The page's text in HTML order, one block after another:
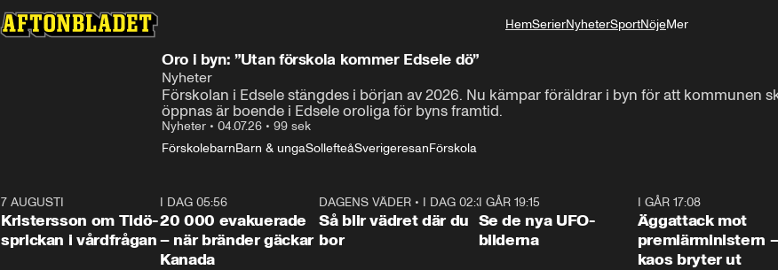
HemSerierNyheterSportNöjeMer
Oro i byn: ”Utan förskola kommer Edsele dö”
Nyheter
Förskolan i Edsele stängdes i början av 2026. Nu kämpar föräldrar i byn för att kommunen
öppnas är boende i Edsele oroliga för byns framtid.
Nyheter • 04.07.26 • 99 sek
FörskolebarnBarn & ungaSollefteåSverigeresanFörskola
7 AUGUSTI
Kristersson om Tidö-
sprickan i vårdfrågan
I DAG 05:56
20 000 evakuerade
– när bränder gäckar
Kanada
1:06
DAGENS VÄDER • I DAG 02:30
Så blir vädret där du
bor
I GÅR 19:15
Se de nya UFO-
bilderna
I GÅR 17:08
Äggattack mot
premiärministern
kaos bryter ut